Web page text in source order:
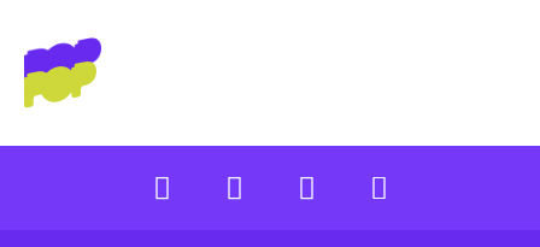
Categoria:
Institucional